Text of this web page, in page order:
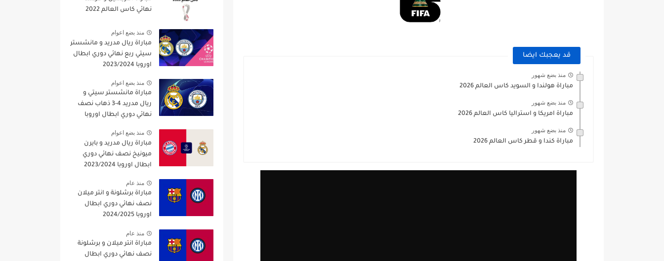
قد يعجبك ايضا
منذ بضع شهور
مباراة هولندا و السويد كاس العالم 2026
منذ بضع شهور
مباراة امريكا و استراليا كاس العالم 2026
منذ بضع شهور
مباراة كندا و قطر كاس العالم 2026
نهائي كاس العالم 2022
منذ بضع اعوام
مباراة ريال مدريد و مانشستر
سيتي ربع نهائي دوري ابطال
اوروبا 2023/2024
منذ بضع اعوام
مباراة مانشستر سيتي و
ريال مدريد 4-3 ذهاب نصف
نهائي دوري ابطال اوروبا
منذ بضع اعوام
مباراة ريال مدريد و بايرن
ميونيخ نصف نهائي دوري
ابطال اوروبا 2023/2024
منذ عام
مباراة برشلونة و انتر ميلان
نصف نهائي دوري ابطال
اوروبا 2024/2025
منذ عام
مباراة انتر ميلان و برشلونة
نصف نهائي دوري ابطال